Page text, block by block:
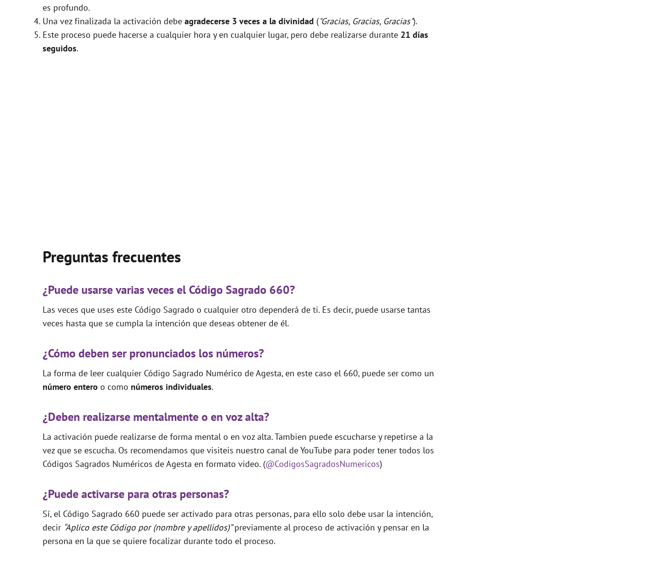
es profundo.
Una vez finalizada la activación debe agradecerse 3 veces a la divinidad ("Gracias, Gracias, Gracias").
Este proceso puede hacerse a cualquier hora y en cualquier lugar, pero debe realizarse durante 21 días
seguidos.
Preguntas frecuentes
¿Puede usarse varias veces el Código Sagrado 660?
Las veces que uses este Código Sagrado o cualquier otro dependerá de ti. Es decir, puede usarse tantas
veces hasta que se cumpla la intención que deseas obtener de él.
¿Cómo deben ser pronunciados los números?
La forma de leer cualquier Código Sagrado Numérico de Agesta, en este caso el 660, puede ser como un
número entero o como números individuales.
¿Deben realizarse mentalmente o en voz alta?
La activación puede realizarse de forma mental o en voz alta. Tambien puede escucharse y repetirse a la
vez que se escucha. Os recomendamos que visiteis nuestro canal de YouTube para poder tener todos los
Códigos Sagrados Numéricos de Agesta en formato video. (@CodigosSagradosNumericos)
¿Puede activarse para otras personas?
Sí, el Código Sagrado 660 puede ser activado para otras personas, para ello solo debe usar la intención,
decir “Aplico este Código por (nombre y apellidos)”previamente al proceso de activación y pensar en la
persona en la que se quiere focalizar durante todo el proceso.